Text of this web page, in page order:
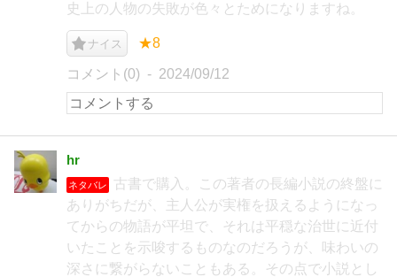
史上の人物の失敗が色々とためになりますね。
ナイス ★8
コメント(0) 2024/09/12
hr
ネタバレ
古書で購入。この著者の長編小説の終盤に
ありがちだが、主人公が実権を扱えるようになっ
てからの物語が平坦で、それは平穏な治世に近付
いたことを示唆するものなのだろうが、味わいの
深さに繋がらないこともある。その点で小説とし